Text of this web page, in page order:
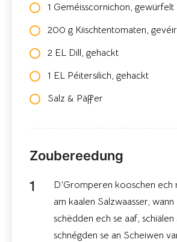
1 Geméisscornichon, gewürfelt
200 g Kiischtentomaten,
2 EL Dill, gehackt
1 EL Péitersilich, gehackt
Salz & Päffer
Zoubereedung
D’Gromperen kooschen ech
am kaalen Salzwaasser,
schëdden ech se aaf, schiälen
schnégden se an Scheiwen